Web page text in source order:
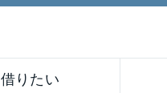
借りたい